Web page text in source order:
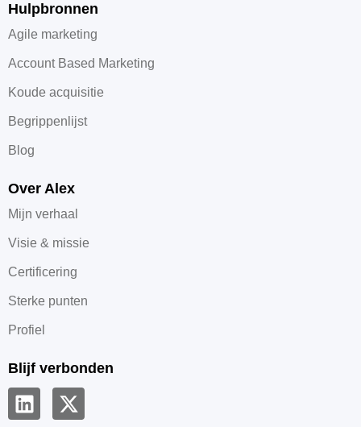
Hulpbronnen
Agile marketing
Account Based Marketing
Koude acquisitie
Begrippenlijst
Blog
Over Alex
Mijn verhaal
Visie & missie
Certificering
Sterke punten
Profiel
Blijf verbonden